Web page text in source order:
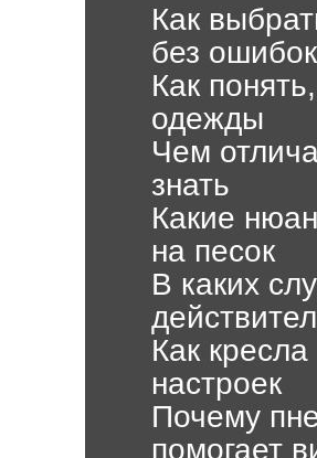
Как
без ошибок
Как
одежды
Чем
знать
Какие
на песок
В каких
Как
настроек
Почему
помогает